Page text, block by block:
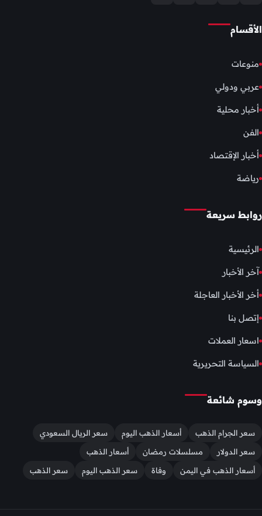
الأقسام
منوعات
عربي ودولي
أخبار محلية
الفن
أخبار الإقتصاد
رياضة
روابط سريعة
الرئيسية
آخر الأخبار
أخر الأخبار العاجلة
إتصل بنا
اسعار العملات
السياسة التحريرية
وسوم شائعة
سعر الجرام الذهب أسعار الذهب اليوم
سعر الريال السعودي
سعر الدولار
مسلسلات رمضان
أسعار الذهب
أسعار الذهب في اليمن
وفاة سعر الذهب اليوم سعر الذهب